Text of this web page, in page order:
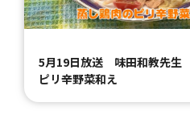
5月19日放送 味田和教先生
ピリ辛野菜和え